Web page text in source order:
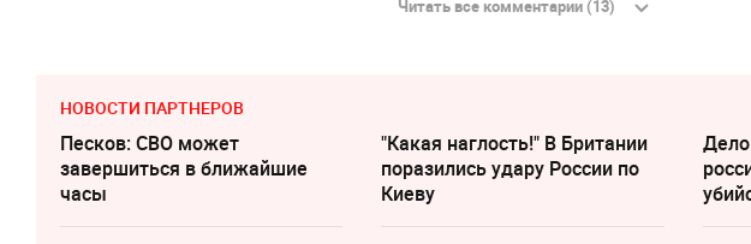
Читать все комментарии (13)
НОВОСТИ ПАРТНЕРОВ
Песков: СВО может
завершиться в ближайшие
часы
"Какая наглость!" В Британии
поразились удару России по
Киеву